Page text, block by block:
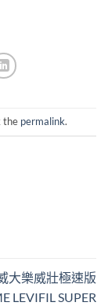
the permalink.
大樂威壯極速版
LEVIFIL SUPER